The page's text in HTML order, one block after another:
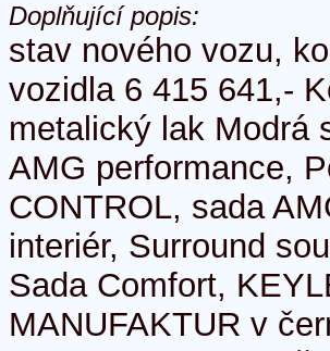
Doplňující popis:
stav nového vozu,
vozidla 6 415 641,-
metalický lak Modrá
AMG performance,
CONTROL, sada
interiér, Surround
Sada Comfort,
MANUFAKTUR v